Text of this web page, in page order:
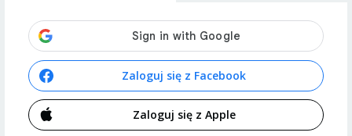
Zaloguj się z Facebook
Zaloguj się z Apple